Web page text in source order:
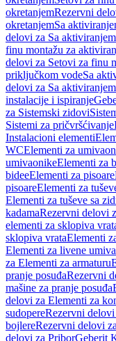
okretanjemRezervni
okretanjemSa
delovi za Sa
finu montažu za
delovi za Setovi za finu
priključkom vodeSa
delovi za Sa
instalacije i ispiranje
za Sistemski zidovi
Sistemi za pričvršćivanje
Instalacioni elementi
WCElementi za
umivaonikeElementi za
bideeElementi za pisoare
pisoareElementi za
Elementi za tuševe sa
kadamaRezervni delovi
elementi za sklopiva
sklopiva vrataElementi
Elementi za livene
za Elementi za armaturu
pranje posuđaRezervni
mašine za pranje posuđa
delovi za Elementi za
sudopereRezervni delovi
bojlereRezervni delovi
delovi za PriborGeberit